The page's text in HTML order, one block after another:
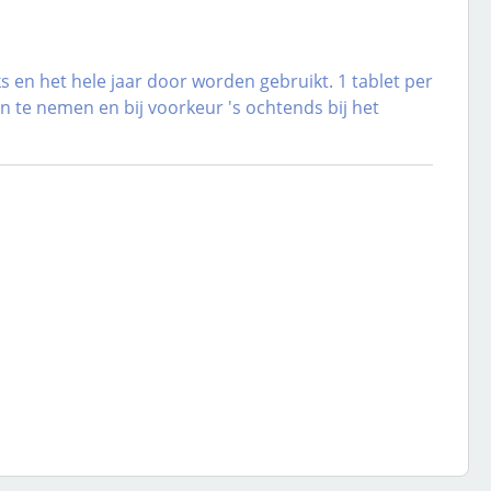
en het hele jaar door worden gebruikt. 1 tablet per
te nemen en bij voorkeur 's ochtends bij het